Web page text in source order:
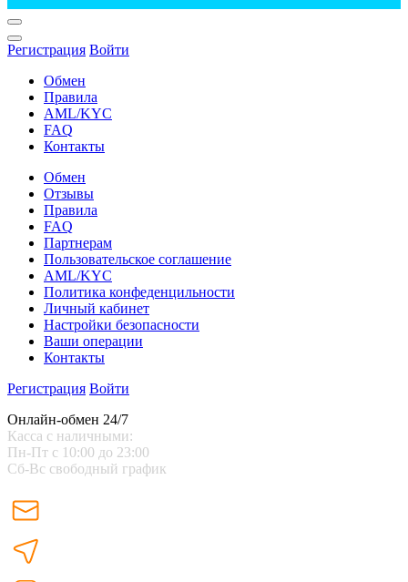
Регистрация Войти
Обмен
Правила
AML/KYC
FAQ
Контакты
Обмен
Отзывы
Правила
FAQ
Партнерам
Пользовательское соглашение
AML/KYC
Политика конфеденцильности
Личный кабинет
Настройки безопасности
Ваши операции
Контакты
Регистрация Войти
Онлайн-обмен 24/7
Касса с наличными:
Пн-Пт с 10:00 до 23:00
Сб-Вс свободный график